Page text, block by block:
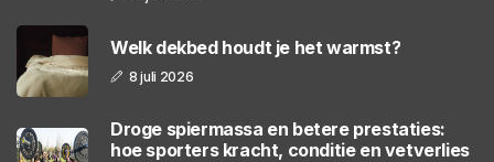
Welk dekbed houdt je het warmst?
8 juli 2026
Droge spiermassa en betere prestaties:
hoe sporters kracht, conditie en vetverlies